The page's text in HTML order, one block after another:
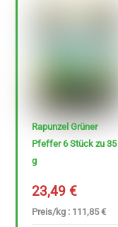
Rapunzel Grüner
Pfeffer 6 Stück zu 35
g
23,49€
Preis/kg : 111,85 €